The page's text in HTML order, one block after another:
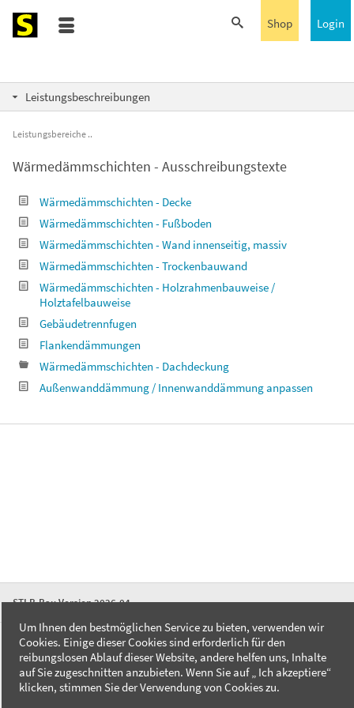
Login
Shop
Leistungsbeschreibungen
Leistungsbereiche
Wärmedämmschichten - Ausschreibungstexte
Wärmedämmschichten - Decke
Wärmedämmschichten - Fußboden
Wärmedämmschichten - Wand innenseitig, massiv
Wärmedämmschichten - Trockenbauwand
Wärmedämmschichten - Holzrahmenbauweise /
Holztafelbauweise
Gebäudetrennfugen
Flankendämmungen
Wärmedämmschichten - Dachdeckung
Außenwanddämmung / Innenwanddämmung anpassen
STLB-Bau Version 2026-04
FAQ
Kontakt
Datenschutzerklärung
Um Ihnen den bestmöglichen Service zu bieten, verwenden wir
Cookies. Einige dieser Cookies sind erforderlich für den
reibungslosen Ablauf dieser Website, andere helfen uns, Inhalte
auf Sie zugeschnitten anzubieten. Wenn Sie auf „ Ich akzeptiere“
klicken, stimmen Sie der Verwendung von Cookies zu.